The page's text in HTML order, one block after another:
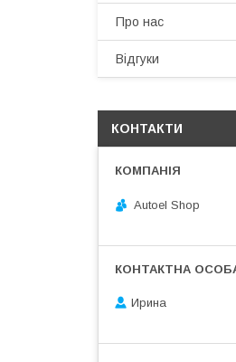
Про нас
Відгуки
КОНТАКТИ
Autoel Shop
Ирина